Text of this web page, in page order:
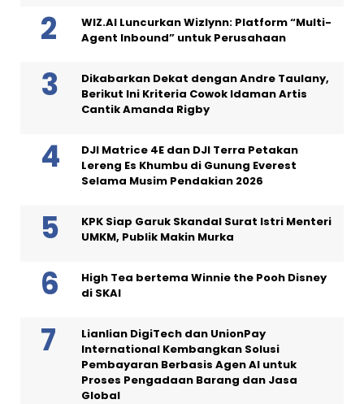
WIZ.AI Luncurkan Wizlynn: Platform “Multi-
Agent Inbound” untuk Perusahaan
Dikabarkan Dekat dengan Andre Taulany,
Berikut Ini Kriteria Cowok Idaman Artis
Cantik Amanda Rigby
DJI Matrice 4E dan DJI Terra Petakan
Lereng Es Khumbu di Gunung Everest
Selama Musim Pendakian 2026
KPK Siap Garuk Skandal Surat Istri Menteri
UMKM, Publik Makin Murka
High Tea bertema Winnie the Pooh Disney
di SKAI
Lianlian DigiTech dan UnionPay
International Kembangkan Solusi
Pembayaran Berbasis Agen AI untuk
Proses Pengadaan Barang dan Jasa
Global